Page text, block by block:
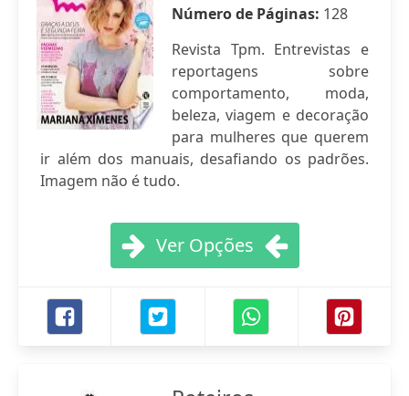
Número de Páginas: 128
Revista Tpm. Entrevistas e
reportagens sobre
comportamento, moda,
beleza, viagem e decoração
para mulheres que querem
ir além dos manuais, desafiando os padrões.
Imagem não é tudo.
Ver Opções